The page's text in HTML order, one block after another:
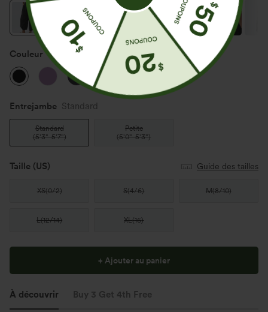
Couleur Noir
Entrejambe️ Standard
Standard
(5'3"-5'7")
Petite
(5'0"-5'3")
Taille (US) Guide des tailles
XS(0/2) S(4/6) M(8/10)
L(12/14) XL(16)
+ Ajouter au panier
À découvrir Buy 3 Get 4th Free